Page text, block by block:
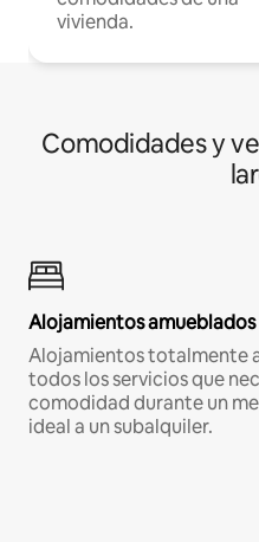
vivienda.
Comodidades y
Alojamientos amueblados
Alojamientos totalmente
todos los servicios que
comodidad durante un
ideal a un subalquiler.